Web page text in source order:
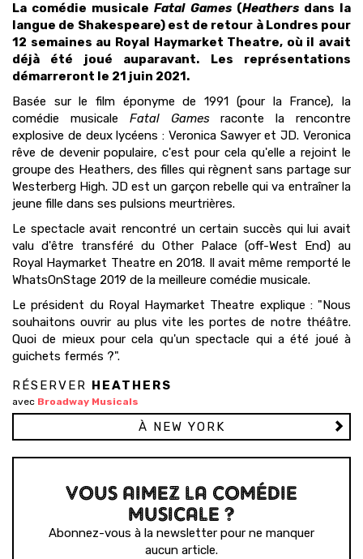
La comédie musicaleFatal Games(Heathersdans la
langue de Shakespeare) est de retour à Londres pour
12 semaines au Royal Haymarket Theatre, où il avait
déjà été joué auparavant. Les représentations
démarreront le 21 juin 2021.
Basée sur le film éponyme de 1991 (pour la France), la
comédie musicale Fatal Gamesraconte la rencontre
explosive de deux lycéens : Veronica Sawyer et JD. Veronica
rêve de devenir populaire, c'est pour cela qu'elle a rejoint le
groupe des Heathers, des filles qui règnent sans partage sur
Westerberg High. JD est un garçon rebelle qui va entraîner la
jeune fille dans ses pulsions meurtrières.
Le spectacle avait rencontré un certain succès qui lui avait
valu d'être transféré du Other Palace (off-West End) au
Royal Haymarket Theatre en 2018. Il avait même remporté le
WhatsOnStage 2019 de la meilleure comédie musicale.
Le président du Royal Haymarket Theatre explique : "Nous
souhaitons ouvrir au plus vite les portes de notre théâtre.
Quoi de mieux pour cela qu'un spectacle qui a été joué à
guichets fermés ?".
RÉSERVER HEATHERS
avec Broadway Musicals
À NEW YORK
VOUS AIMEZ LA COMÉDIE
MUSICALE ?
Abonnez-vous à la newsletter pour ne manquer
aucun article.